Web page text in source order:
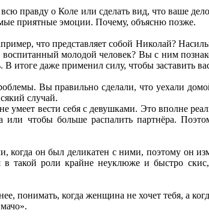
правду о Коле или сделать вид, что ваше
приятные эмоции. Почему, объясню позже.
что представляет собой Николай?
молодой человек? Вы с ним
итоге даже применил силу, чтобы заставить
Вы правильно сделали, что уехали
случай.
умеет вести себя с девушками. Это вполне
или чтобы больше распалить партнёра.
когда он был деликатен с ними, поэтому он
такой роли крайне неуклюже и быстро скис,
понимать, когда женщина не хочет тебя, а